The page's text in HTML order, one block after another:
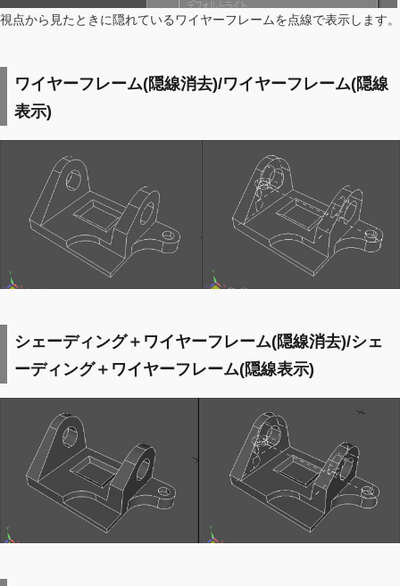
視点から見たときに隠れているワイヤーフレームを点線で表示します。
ワイヤーフレーム(隠線消去)/ワイヤーフレーム(隠線
表示)
シェーディング＋ワイヤーフレーム(隠線消去)/シェ
ーディング＋ワイヤーフレーム(隠線表示)